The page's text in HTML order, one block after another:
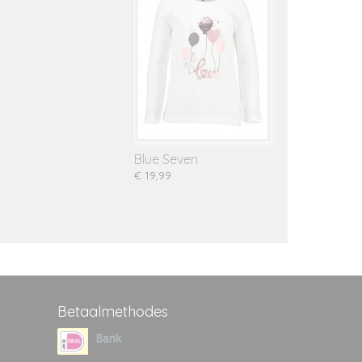
Blue Seven
€ 19,99
Betaalmethodes